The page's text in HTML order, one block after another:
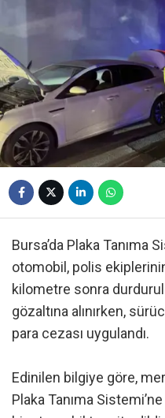
Bursa’da Plaka Tanıma
otomobil, polis
kilometre sonra
gözaltına alınırken,
para cezası uygulandı.
Edinilen bilgiye göre,
Plaka Tanıma